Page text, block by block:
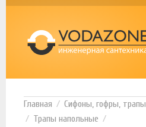
Сифоны, гофры, трапы
Трапы напольные